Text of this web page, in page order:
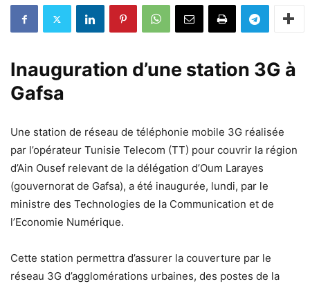
Inauguration d’une station 3G à
Gafsa
Une station de réseau de téléphonie mobile 3G réalisée
par l’opérateur Tunisie Telecom (TT) pour couvrir la région
d’Ain Ousef relevant de la délégation d’Oum Larayes
(gouvernorat de Gafsa), a été inaugurée, lundi, par le
ministre des Technologies de la Communication et de
l’Economie Numérique.
Cette station permettra d’assurer la couverture par le
réseau 3G d’agglomérations urbaines, des postes de la